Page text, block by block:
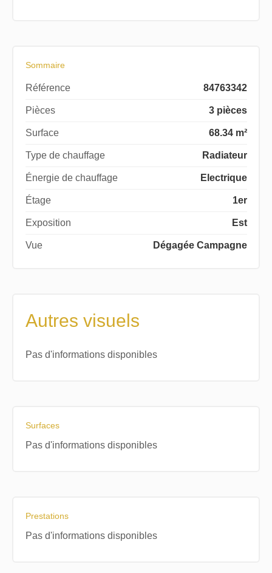
Sommaire
Référence 84763342
Pièces 3 pièces
Surface 68.34 m²
Type de chauffage Radiateur
Énergie de chauffage Electrique
Étage 1er
Exposition Est
Vue Dégagée Campagne
Autres visuels
Pas d'informations disponibles
Surfaces
Pas d'informations disponibles
Prestations
Pas d'informations disponibles